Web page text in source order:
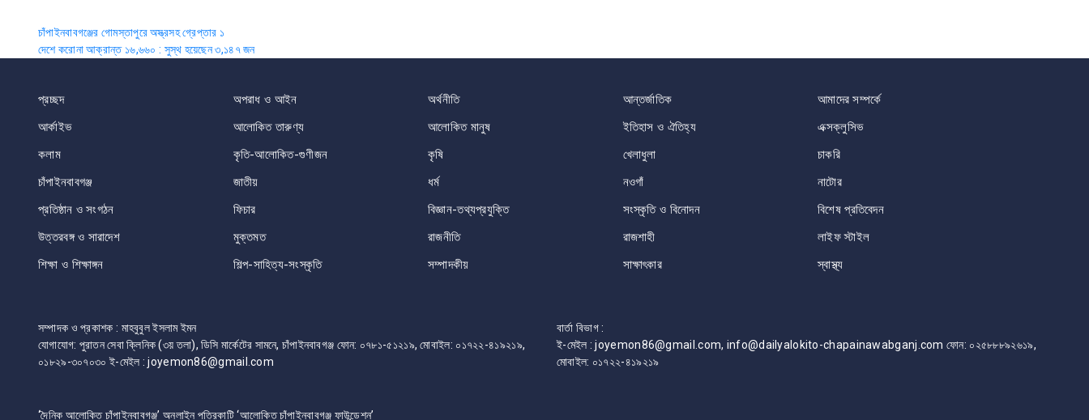
Post
navigation
চাঁপাইনবাবগঞ্জের গোমস্তাপুরে অস্ত্রসহ গ্রেপ্তার ১
দেশে করোনা আক্রান্ত ১৬,৬৬০ : সুস্থ হয়েছেন ৩,১৪৭ জন
প্রচ্ছদ অপরাধ ও আইন অর্থনীতি আন্তর্জাতিক
আমাদের সম্পর্কে
আর্কাইভ
আলোকিত তারুণ্য আলোকিত মানুষ ইতিহাস ও ঐতিহ্য
এক্সক্লুসিভ
কলাম
কৃতি-আলোকিত-গুণীজন কৃষি খেলাধুলা
চাকরি
চাঁপাইনবাবগঞ্জ
জাতীয় ধর্ম নওগাঁ
নাটোর
প্রতিষ্ঠান ও সংগঠন
ফিচার বিজ্ঞান-তথ্যপ্রযুক্তি সংস্কৃতি ও বিনোদন
বিশেষ প্রতিবেদন
উত্তরবঙ্গ ও সারাদেশ
মুক্তমত রাজনীতি রাজশাহী
লাইফ স্টাইল
শিক্ষা ও শিক্ষাঙ্গন
শিল্প-সাহিত্য-সংস্কৃতি সম্পাদকীয় সাক্ষাৎকার স্বাস্থ্য
সম্পাদক ও প্রকাশক : মাহবুবুল ইসলাম ইমন
যোগাযোগ: পুরাতন সেবা ক্লিনিক (৩য় তলা), ডিসি মার্কেটের সামনে, চাঁপাইনবাবগঞ্জ ফোন: ০৭৮১-৫১২১৯, মোবাইল: ০১৭২২-৪১৯২১৯,
০১৮২৯-৩০৭০৩০ ই-মেইল : joyemon86@gmail.com
‘দৈনিক আলোকিত চাঁপাইনবাবগঞ্জ’ অনলাইন পত্রিকাটি ‘আলোকিত চাঁপাইনবাবগঞ্জ ফাউন্ডেশন’
বার্তা বিভাগ :
ই-মেইল : joyemon86@gmail.com, info@dailyalokito-chapainawabganj.com ফোন: ০২৫৮৮৮৯২৬১৯,
মোবাইল: ০১৭২২-৪১৯২১৯